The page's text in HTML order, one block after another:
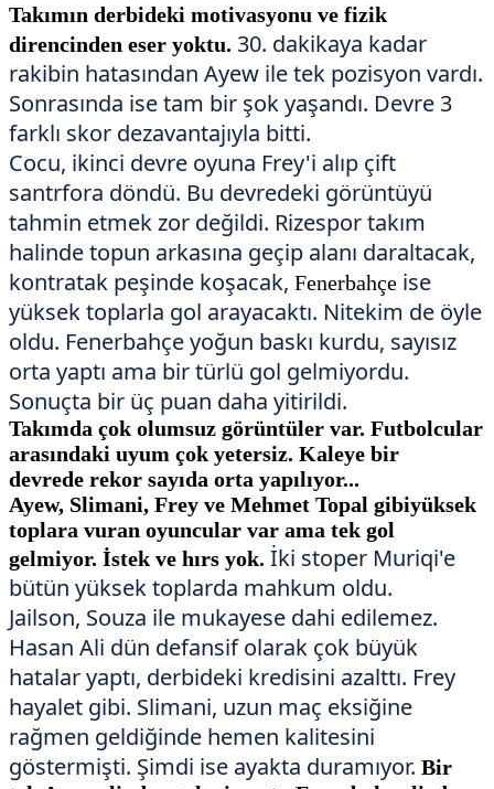
Takımın derbideki motivasyonu ve fizik
direncinden eser yoktu. 30. dakikaya kadar
rakibin hatasından Ayew ile tek pozisyon vardı.
Sonrasında ise tam bir şok yaşandı. Devre 3
farklı skor dezavantajıyla bitti.
Cocu, ikinci devre oyuna Frey'i alıp çift
santrfora döndü. Bu devredeki görüntüyü
tahmin etmek zor değildi. Rizespor takım
halinde topun arkasına geçip alanı daraltacak,
kontratak peşinde koşacak, Fenerbahçe ise
yüksek toplarla gol arayacaktı. Nitekim de öyle
oldu. Fenerbahçe yoğun baskı kurdu, sayısız
orta yaptı ama bir türlü gol gelmiyordu.
Sonuçta bir üç puan daha yitirildi.
Takımda çok olumsuz görüntüler var. Futbolcular
arasındaki uyum çok yetersiz. Kaleye bir
devrede rekor sayıda orta yapılıyor...
Ayew, Slimani, Frey ve Mehmet Topal gibiyüksek
toplara vuran oyuncular var ama tek gol
gelmiyor. İstek ve hırs yok. İki stoper Muriqi'e
bütün yüksektoplarda mahkum oldu.
Jailson, Souza ile mukayese dahi edilemez.
Hasan Ali dün defansif olarak çok büyük
hatalar yaptı, derbideki kredisini azalttı. Frey
hayalet gibi. Slimani, uzun maç eksiğine
rağmen geldiğinde hemen kalitesini
göstermişti. Şimdi ise ayakta duramıyor. Bir